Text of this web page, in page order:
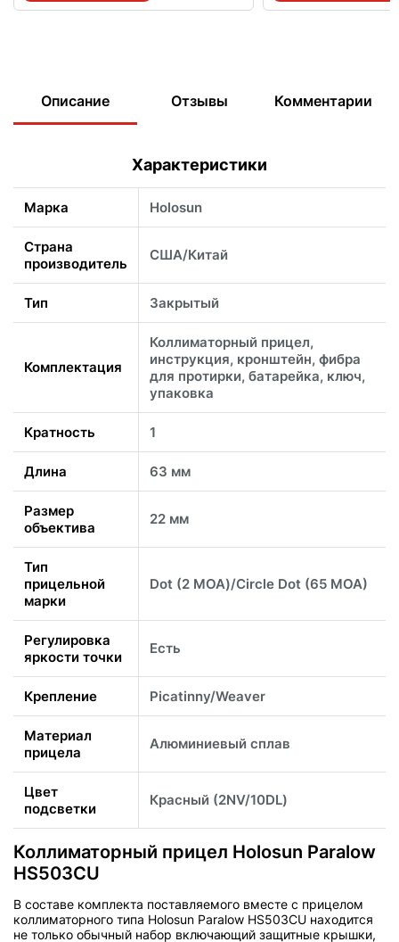
Описание Отзывы Комментарии
Характеристики
Марка Holosun
Страна
производитель
США/Китай
Тип Закрытый
Комплектация
Коллиматорный прицел,
инструкция, кронштейн, фибра
для протирки, батарейка, ключ,
упаковка
Кратность 1
Длина 63 мм
Размер
объектива
22 мм
Тип
прицельной
марки
Dot (2 МОА)/Circle Dot (65 MOA)
Регулировка
яркости точки
Есть
Крепление Picatinny/Weaver
Материал
прицела
Алюминиевый сплав
Цвет
подсветки
Красный (2NV/10DL)
Коллиматорный прицел Holosun Paralow
HS503CU
В составе комплекта поставляемого вместе с прицелом
коллиматорного типа Holosun Paralow HS503CU находится
не только обычный набор включающий защитные крышки,